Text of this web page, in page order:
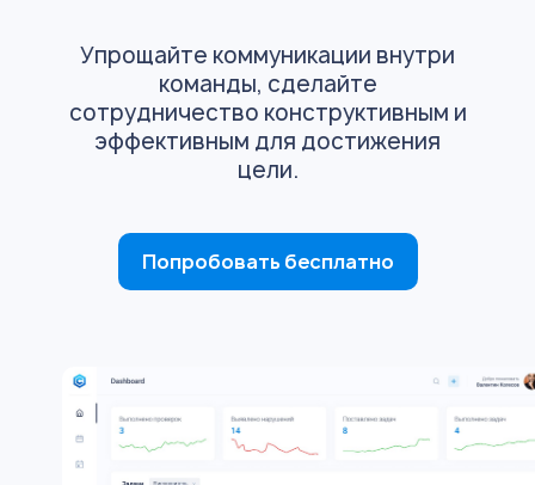
Упрощайте коммуникации внутри
команды, сделайте
сотрудничество конструктивным и
эффективным для достижения
цели.
Попробовать бесплатно